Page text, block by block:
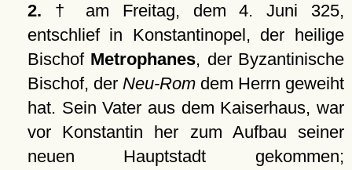
2. † am Freitag, dem 4. Juni 325,
entschlief in Konstantinopel, der heilige
Bischof Metrophanes, der Byzantinische
Bischof, der Neu-Romdem Herrn geweiht
hat. Sein Vater aus dem Kaiserhaus, war
vor Konstantin her zum Aufbau seiner
neuen Hauptstadt gekommen;